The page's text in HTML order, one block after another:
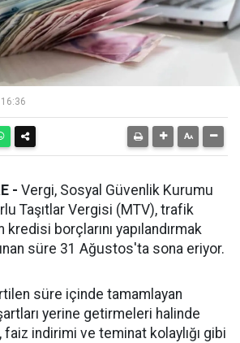
- Vergi, Sosyal Güvenlik Kurumu
Taşıtlar Vergisi (MTV), trafik
borçlarını yapılandırmak
süre 31 Ağustos'ta sona eriyor.
süre içinde tamamlayan
yerine getirmeleri halinde
indirimi ve teminat kolaylığı gibi